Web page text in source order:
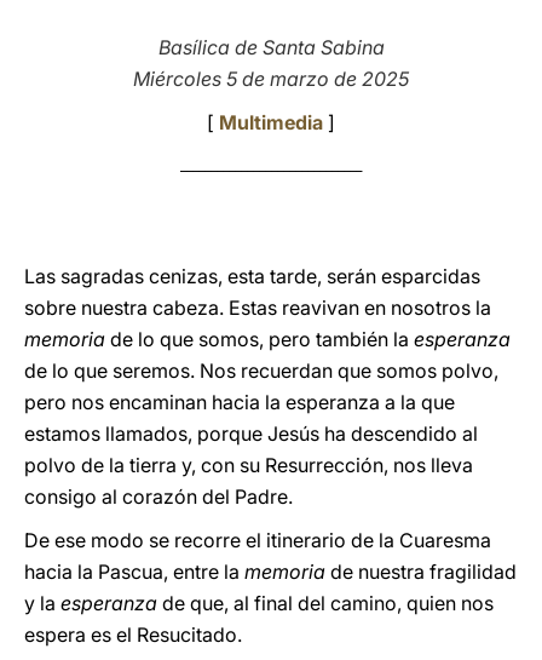
Basílica de Santa Sabina
Miércoles 5 de marzo de 2025
[ Multimedia ]
Las sagradas cenizas, esta tarde, serán esparcidas
sobre nuestra cabeza. Estas reavivan en nosotros la
memoria de lo que somos, pero también la esperanza
de lo que seremos. Nos recuerdan que somos polvo,
pero nos encaminan hacia la esperanza a la que
estamos llamados, porque Jesús ha descendido al
polvo de la tierra y, con su Resurrección, nos lleva
consigo al corazón del Padre.
De ese modo se recorre el itinerario de la Cuaresma
hacia la Pascua, entre la memoria de nuestra fragilidad
y la esperanza de que, al final del camino, quien nos
espera es el Resucitado.